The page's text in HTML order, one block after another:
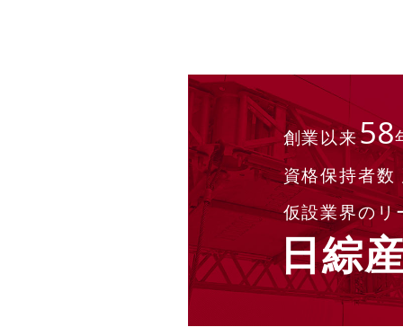
創業以来58
資格保持者数
仮設業界のリ
日綜